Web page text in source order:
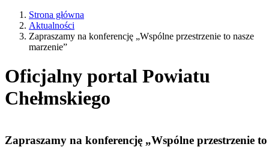
Strona główna
Aktualności
Zapraszamy na konferencję „Wspólne przestrzenie to nasze
marzenie”
Oficjalny portal Powiatu
Chełmskiego
Zapraszamy na konferencję „Wspólne przestrzenie to